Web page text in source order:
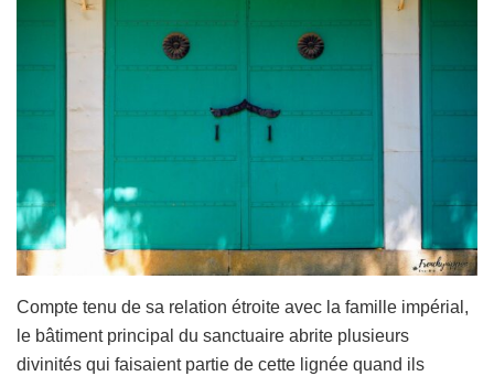
Compte tenu de sa relation étroite avec la famille impérial,
le bâtiment principal du sanctuaire abrite plusieurs
divinités qui faisaient partie de cette lignée quand ils